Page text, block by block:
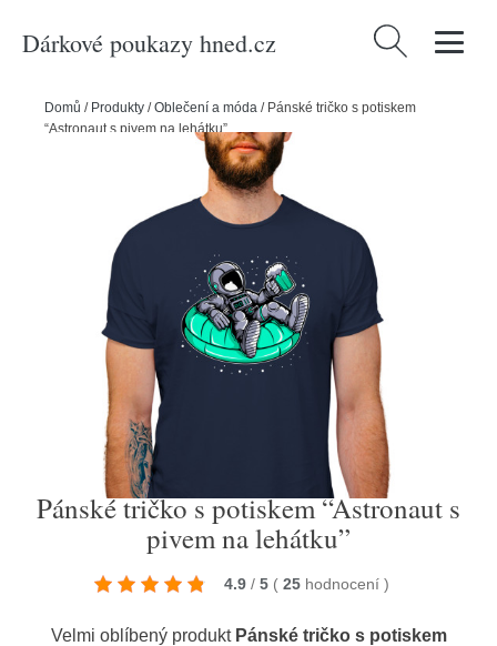
Dárkové poukazy hned.cz Vyhledávání
Domů / Produkty /Oblečení a móda / Pánské tričko s potiskem
“Astronaut s pivem na lehátku”
Pánské tričko s potiskem “Astronaut s
pivem na lehátku”
4.9 / 5 ( 25 hodnocení )
Velmi oblíbený produkt Pánské tričko s potiskem